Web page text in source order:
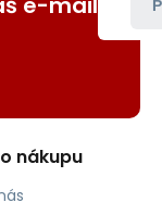
nákupu